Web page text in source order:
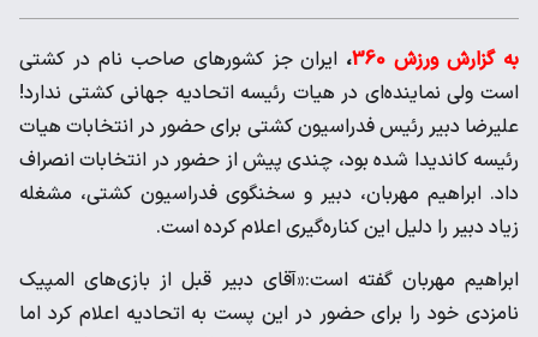
به گزارش ورزش 360 ، ایران جز کشورهای صاحب نام در کشتی
است ولی نماینده‌ای در هیات رئیسه اتحادیه جهانی کشتی ندارد!
علیرضا دبیر رئیس فدراسیون کشتی برای حضور در انتخابات هیات
رئیسه کاندیدا شده بود، چندی پیش از حضور در انتخابات انصراف
داد. ابراهیم مهربان، دبیر و سخنگوی فدراسیون کشتی، مشغله
زیاد دبیر را دلیل این کناره‌گیری اعلام کرده است.
ابراهیم مهربان گفته است:‌«آقای دبیر قبل از بازی‌های المپیک
نامزدی خود را برای حضور در این پست به اتحادیه اعلام کرد اما